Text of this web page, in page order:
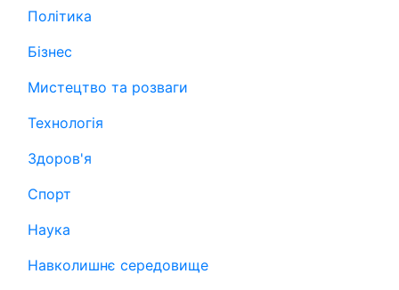
Політика
Бізнес
Мистецтво та розваги
Технологія
Здоров'я
Спорт
Наука
Навколишнє середовище